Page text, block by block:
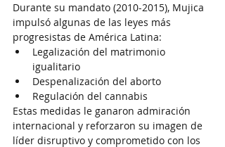
Durante su mandato (2010-2015), Mujica
impulsó algunas de las leyes más
progresistas de América Latina:
Legalización del matrimonio
igualitario
Despenalización del aborto
Regulación del cannabis
Estas medidas le ganaron admiración
internacional y reforzaron su imagen de
líder disruptivo y comprometido con los